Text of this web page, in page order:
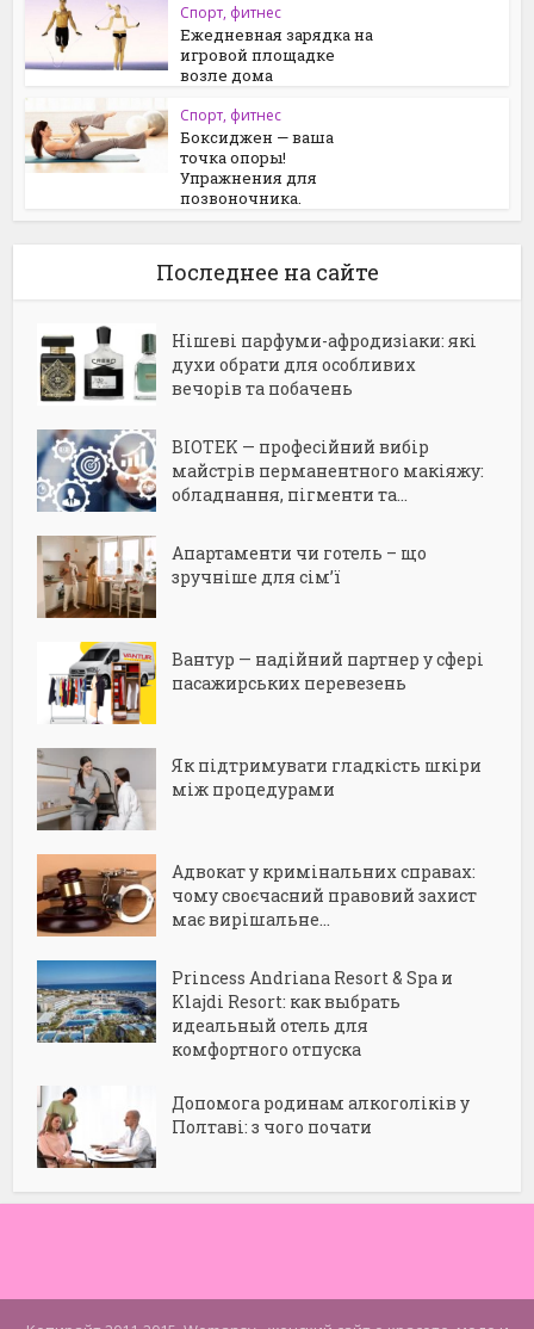
Спорт, фитнес
Ежедневная зарядка на
игровой площадке
возле дома
Спорт, фитнес
Боксиджен — ваша
точка опоры!
Упражнения для
позвоночника.
Последнее на сайте
Нішеві парфуми-афродизіаки: які
духи обрати для особливих
вечорів та побачень
BIOTEK — професійний вибір
майстрів перманентного макіяжу:
обладнання, пігменти та...
Апартаменти чи готель – що
зручніше для сім’ї
Вантур — надійний партнер у сфері
пасажирських перевезень
Як підтримувати гладкість шкіри
між процедурами
Адвокат у кримінальних справах:
чому своєчасний правовий захист
має вирішальне...
Princess Andriana Resort & Spa и
Klajdi Resort: как выбрать
идеальный отель для
комфортного отпуска
Допомога родинам алкоголіків у
Полтаві: з чого почати